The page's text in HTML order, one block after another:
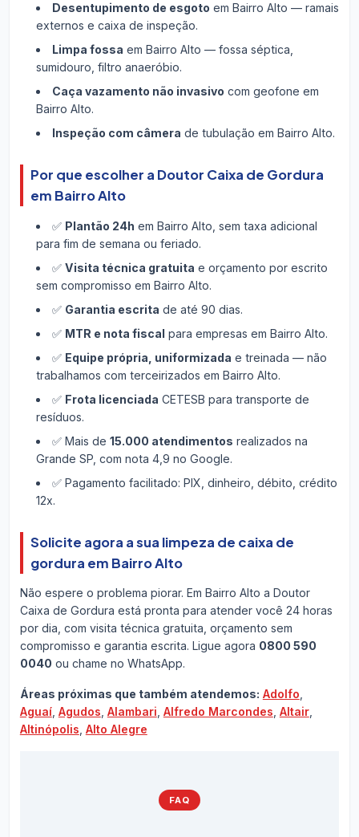
Desentupimento de esgoto em Bairro Alto — ramais
externos e caixa de inspeção.
Limpa fossa em Bairro Alto — fossa séptica,
sumidouro, filtro anaeróbio.
Caça vazamento não invasivo com geofone em
Bairro Alto.
Inspeção com câmera de tubulação em Bairro Alto.
Por que escolher a Doutor Caixa de Gordura
em Bairro Alto
✅ Plantão 24h em Bairro Alto, sem taxa adicional
para fim de semana ou feriado.
✅ Visita técnica gratuita e orçamento por escrito
sem compromisso em Bairro Alto.
✅ Garantia escrita de até 90 dias.
✅ MTR e nota fiscal para empresas em Bairro Alto.
✅ Equipe própria, uniformizada e treinada — não
trabalhamos com terceirizados em Bairro Alto.
✅ Frota licenciada CETESB para transporte de
resíduos.
✅ Mais de 15.000 atendimentos realizados na
Grande SP, com nota 4,9 no Google.
✅ Pagamento facilitado: PIX, dinheiro, débito, crédito
12x.
Solicite agora a sua limpeza de caixa de
gordura em Bairro Alto
Não espere o problema piorar. Em Bairro Alto a Doutor
Caixa de Gordura está pronta para atender você 24 horas
por dia, com visita técnica gratuita, orçamento sem
compromisso e garantia escrita. Ligue agora 0800 590
0040 ou chame no WhatsApp.
Áreas próximas que também atendemos: Adolfo
Aguaí, Agudos Alambari Alfredo Marcondes Altair,
Altinópolis Alto Alegre
FAQ